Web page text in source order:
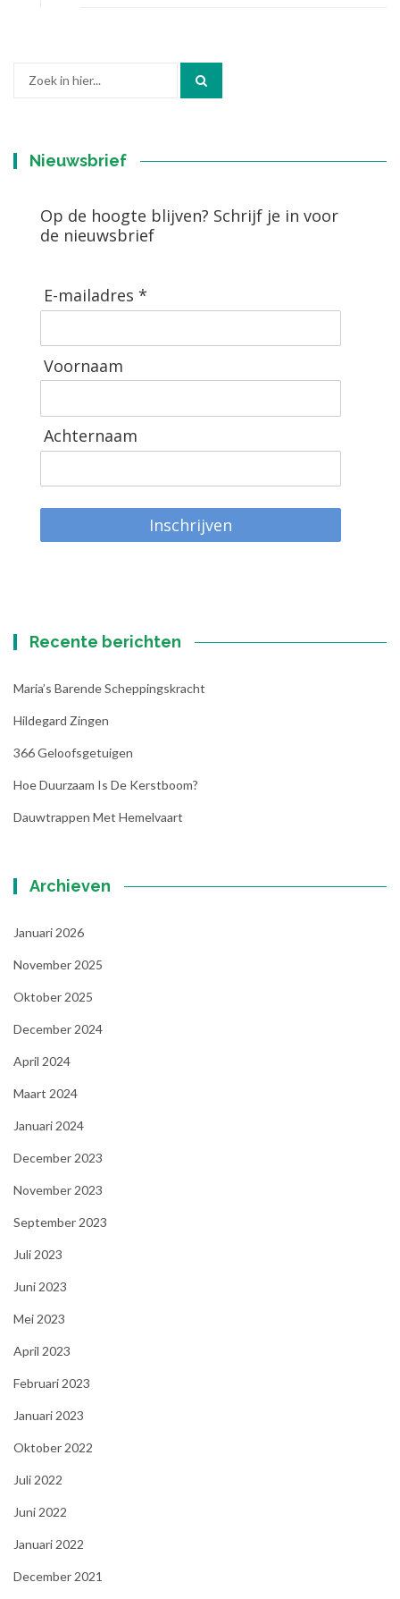
Nieuwsbrief
Op de hoogte blijven? Schrijf je in voor
de nieuwsbrief
E-mailadres *
Voornaam
Achternaam
Inschrijven
Recente berichten
Maria’s Barende Scheppingskracht
Hildegard Zingen
366 Geloofsgetuigen
Hoe Duurzaam Is De Kerstboom?
Dauwtrappen Met Hemelvaart
Archieven
Januari 2026
November 2025
Oktober 2025
December 2024
April 2024
Maart 2024
Januari 2024
December 2023
November 2023
September 2023
Juli 2023
Juni 2023
Mei 2023
April 2023
Februari 2023
Januari 2023
Oktober 2022
Juli 2022
Juni 2022
Januari 2022
December 2021